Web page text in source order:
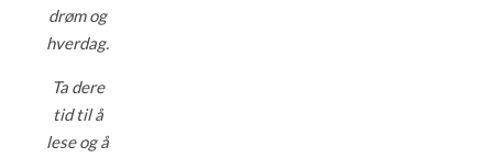
drøm og
hverdag.
Ta dere
tid til å
lese og å